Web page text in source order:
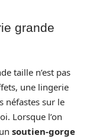
grande
taille n’est pas
une lingerie
néfastes sur le
Lorsque l’on
soutien-gorge